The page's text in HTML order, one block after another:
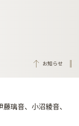
お知らせ
璃音、小沼綾音、